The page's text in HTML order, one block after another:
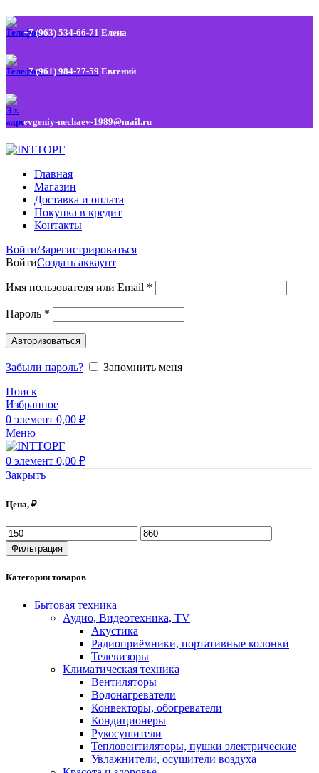
+7 (963) 534-66-71 Елена
+7 (961) 984-77-59 Евгений
evgeniy-nechaev-1989@mail.ru
Главная
Магазин
Доставка и оплата
Покупка в кредит
Контакты
Войти/Зарегистрироваться
ВойтиСоздать аккаунт
Имя пользователя или Email *
Пароль *
Авторизоваться
Забыли пароль?
Запомнить меня
Поиск
Избранное
0 элемент 0,00 ₽
Меню
0 элемент 0,00 ₽
Закрыть
Цена, ₽
Фильтрация
Категории товаров
Бытовая техника
Аудио, Видеотехника, TV
Акустика
Радиоприёмники, портативные колонки
Телевизоры
Климатическая техника
Вентиляторы
Водонагреватели
Конвекторы, обогреватели
Кондиционеры
Рукосушители
Тепловентиляторы, пушки электрические
Увлажнители, осушители воздуха